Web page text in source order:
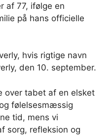
af 77, ifølge en
på hans officielle
hvis rigtige navn
den 10. september.
over tabet af en elsket
følelsesmæssig
tid, mens vi
sorg, refleksion og